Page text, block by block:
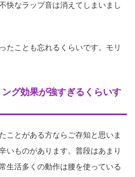
快なラップ音は消えてしまいまし
たことも忘れるくらいです。モリ
ング効果が強すぎるくらいす
ことがある方ならご存知と思いま
いものがあります。普段はあまり
生活多くの動作は腰を使っている